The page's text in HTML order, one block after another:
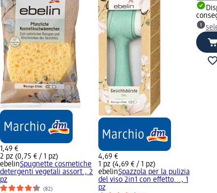
1,49 €
2 pz (0,75 € / 1 pz)
ebelinSpugnette cosmetiche
detergenti vegetali assort., 2
pz
(82)
4,69 €
1 pz (4,69 € / 1 pz)
ebelinSpazzola per la pulizia
del viso 2in1 con effetto..., 1
pz